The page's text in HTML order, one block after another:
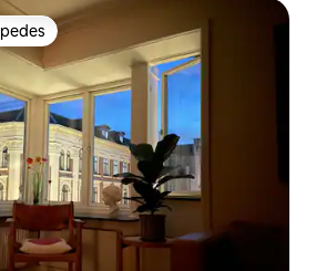
dos hóspedes